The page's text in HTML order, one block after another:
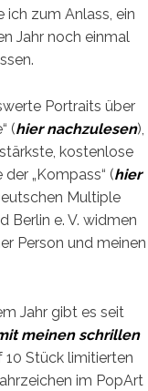
zum Anlass, ein
Jahr noch einmal
Portraits über
(hier nachzulesen),
kostenlose
„Kompass“ (hier
Multiple
Berlin e. V. widmen
Person und meinen
Jahr gibt es seit
meinen schrillen
10 Stück limitierten
im PopArt